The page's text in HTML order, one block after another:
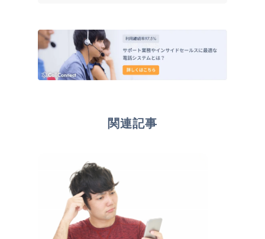
関連記事